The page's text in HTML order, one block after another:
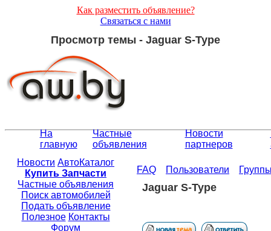
Как разместить объявление?
Связаться с нами
Просмотр темы - Jaguar S-Type
На
главную
Частные
объявления
Новости
партнеров
Новости АвтоКаталог
Купить Запчасти
Частные объявления
Поиск автомобилей
Подать объявление
Полезное Контакты
Форум
FAQ Пользователи
Jaguar S-Type